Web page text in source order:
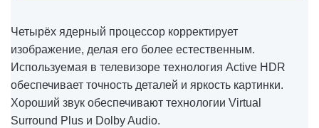
Четырёх ядерный процессор корректирует
изображение, делая его более естественным.
Используемая в телевизоре технология Active HDR
обеспечивает точность деталей и яркость картинки.
Хороший звук обеспечивают технологии Virtual
Surround Plus и Dolby Audio.